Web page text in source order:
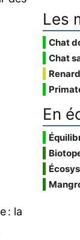
: la
Les
Chat
Chat
Renard
En